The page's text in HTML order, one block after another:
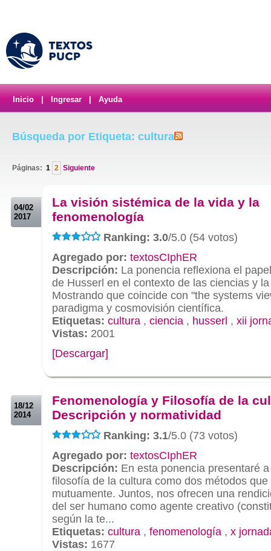
Inicio Ingresar Ayuda
Búsqueda por Etiqueta: cultura
Páginas: 1 2 Siguiente
04/02
2017
La visión sistémica de la vida y la
fenomenología
Ranking: 3.0/5.0 (54 votos)
Agregado por: textosCIphER
Descripción: La ponencia reflexiona el
de Husserl en el contexto de las ciencias y
Mostrando que coincide con "the systems
paradigma y cosmovisión científica.
Etiquetas: cultura , ciencia , husserl , xii
Vistas: 2001
[Descargar]
18/12
2014
Fenomenología y Filosofía de la
Descripción y normatividad
Ranking: 3.1/5.0 (73 votos)
Agregado por: textosCIphER
Descripción: En esta ponencia presentaré
filosofía de la cultura como dos métodos
mutuamente. Juntos, nos ofrecen una
del ser humano como agente creativo
según la te...
Etiquetas: cultura , fenomenología , x
Vistas: 1677